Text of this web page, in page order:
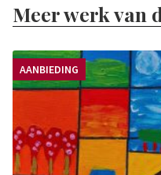
Meer werk van
AANBIEDING